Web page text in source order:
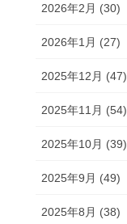
2026年2月 (30)
2026年1月 (27)
2025年12月 (47)
2025年11月 (54)
2025年10月 (39)
2025年9月 (49)
2025年8月 (38)